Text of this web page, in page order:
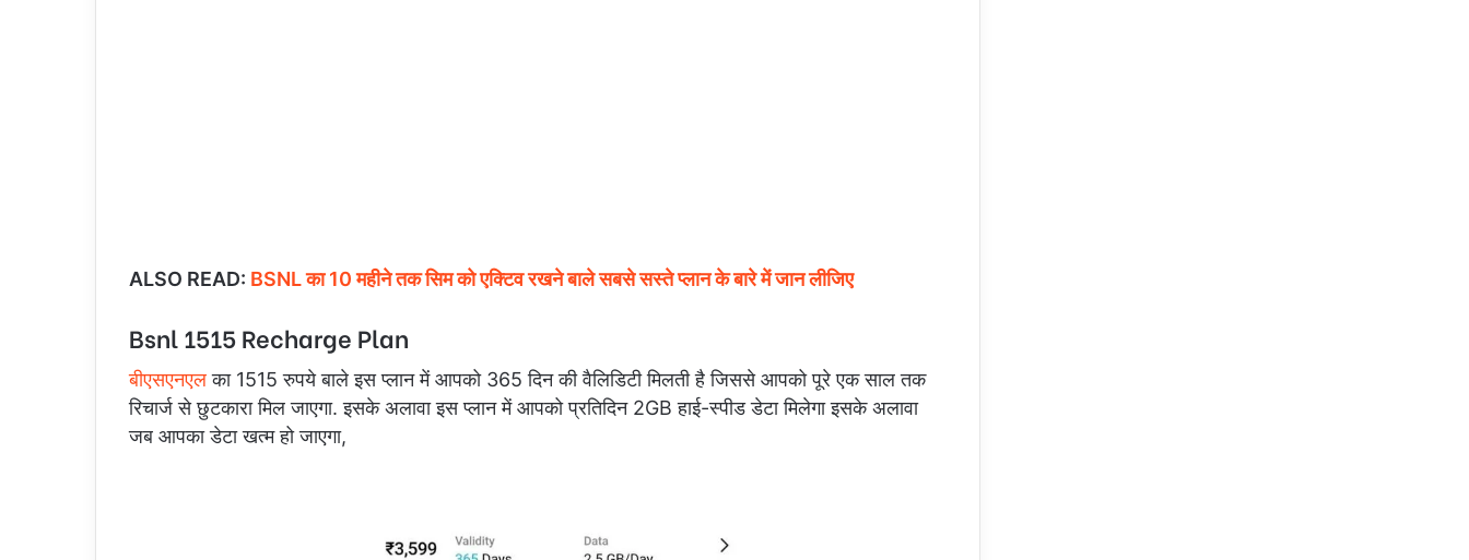
ALSO READ: BSNL का 10 महीने तक सिम को एक्टिव रखने बाले सबसे सस्ते प्लान के बारे में जान लीजिए
Bsnl 1515 Recharge Plan
बीएसएनएलका 1515 रुपये बाले इस प्लान में आपको 365 दिन की वैलिडिटी मिलती है जिससे आपको पूरे एक साल तक
रिचार्ज से छुटकारा मिल जाएगा. इसके अलावा इस प्लान में आपको प्रतिदिन 2GB हाई-स्पीड डेटा मिलेगा इसके अलावा
जब आपका डेटा खत्म हो जाएगा,